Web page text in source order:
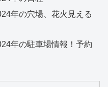
年の穴場、花火見える
年の駐車場情報！予約